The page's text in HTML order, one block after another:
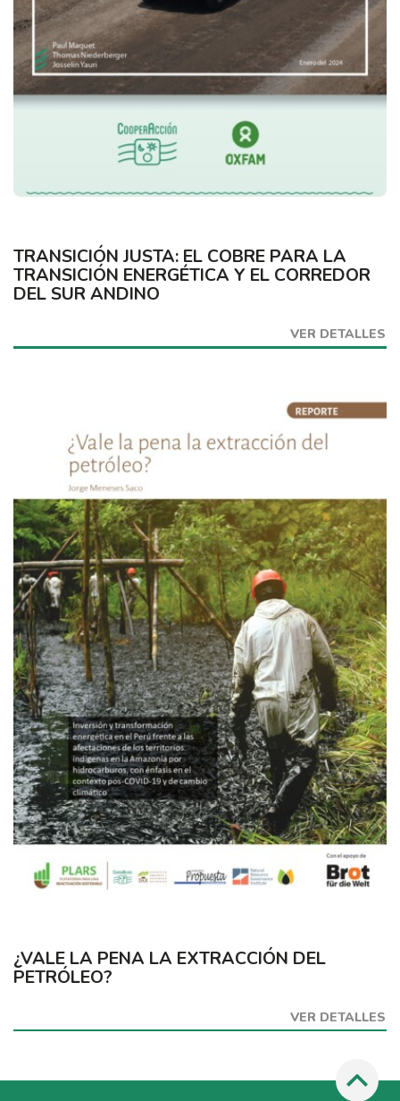
TRANSICIÓN JUSTA: EL COBRE PARA LA
TRANSICIÓN ENERGÉTICA Y EL CORREDOR
DEL SUR ANDINO
VER DETALLES
¿VALE LA PENA LA EXTRACCIÓN DEL
PETRÓLEO?
VER DETALLES